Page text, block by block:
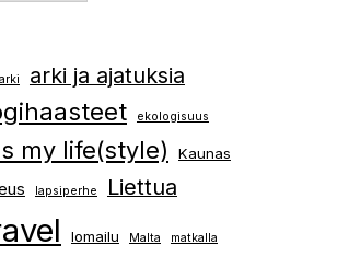
arki arki ja ajatuksia
ekologisuus
my life(style) Kaunas
lapsiperhe Liettua
lomailu Malta matkalla